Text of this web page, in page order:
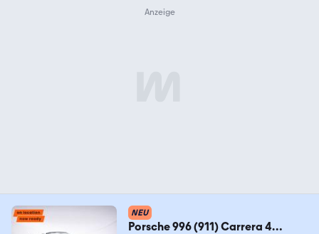
NEU
Porsche 996 (911) Carrera 4